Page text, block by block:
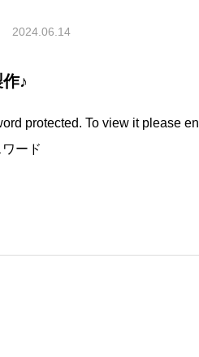
2024.06.14
♪
protected. To view it please
ード